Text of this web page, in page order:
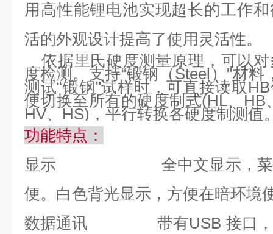
用高性能锂电池实现超长的工作
活的外观设计提高了使用灵活性。
依据里氏硬度测量原理，可以
度检测。支持“锻钢（Steel） "材料
测试“锻钢"试样时，可直接读取 HB
便切换至所有的硬度制式(HL、 HB
HV、HS)，平行转换各硬度制测值
功能特点：
显示
全中文显示，
便。白色背光显示，方便在暗环境
数据通讯
带有USB 接口